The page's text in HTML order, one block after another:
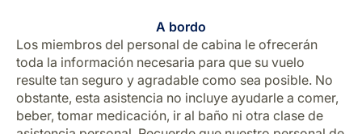
A bordo
Los miembros del personal de cabina le ofrecerán
toda la información necesaria para que su vuelo
resulte tan seguro y agradable como sea posible. No
obstante, esta asistencia no incluye ayudarle a comer,
beber, tomar medicación, ir al baño ni otra clase de